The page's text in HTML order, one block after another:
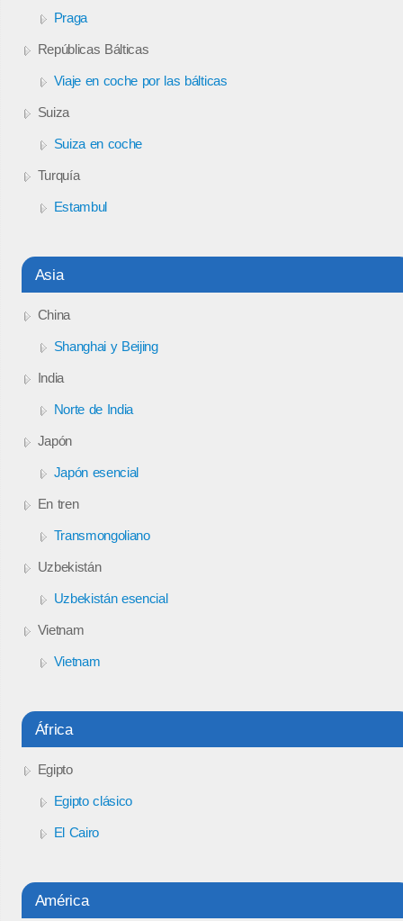
Praga
Repúblicas Bálticas
Viaje en coche por las bálticas
Suiza
Suiza en coche
Turquía
Estambul
Asia
China
Shanghai y Beijing
India
Norte de India
Japón
Japón esencial
En tren
Transmongoliano
Uzbekistán
Uzbekistán esencial
Vietnam
Vietnam
África
Egipto
Egipto clásico
El Cairo
América